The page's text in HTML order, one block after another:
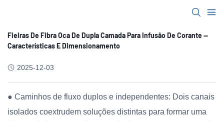
Fieiras De Fibra Oca De Dupla Camada Para Infusão De Corante —
Características E Dimensionamento
2025-12-03
● Caminhos de fluxo duplos e independentes: Dois canais
isolados coextrudem soluções distintas para formar uma